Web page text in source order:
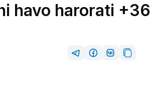
havo harorati +36